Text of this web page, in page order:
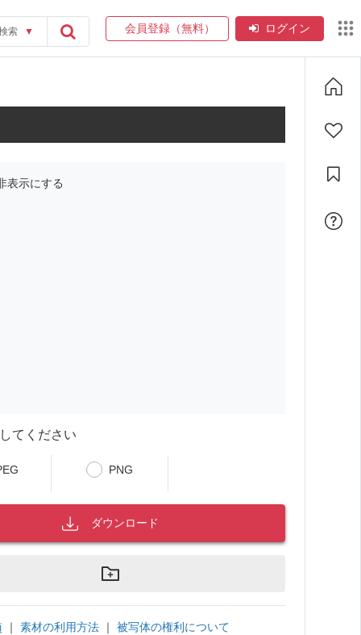
索 ▼ 会員登録（無料） ログイン
表示にする
てください
PNG
ダウンロード
｜ 素材の利用方法 ｜ 被写体の権利について